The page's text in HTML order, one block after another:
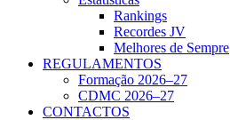
Rankings
Recordes JV
Melhores de Sempre
REGULAMENTOS
Formação 2026–27
CDMC 2026–27
CONTACTOS